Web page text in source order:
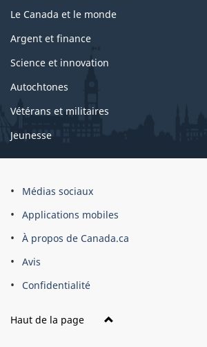
Le Canada et le monde
Argent et finance
Science et innovation
Autochtones
Vétérans et militaires
Jeunesse
Médias sociaux
Applications mobiles
À propos de Canada.ca
Avis
Confidentialité
Haut de la page